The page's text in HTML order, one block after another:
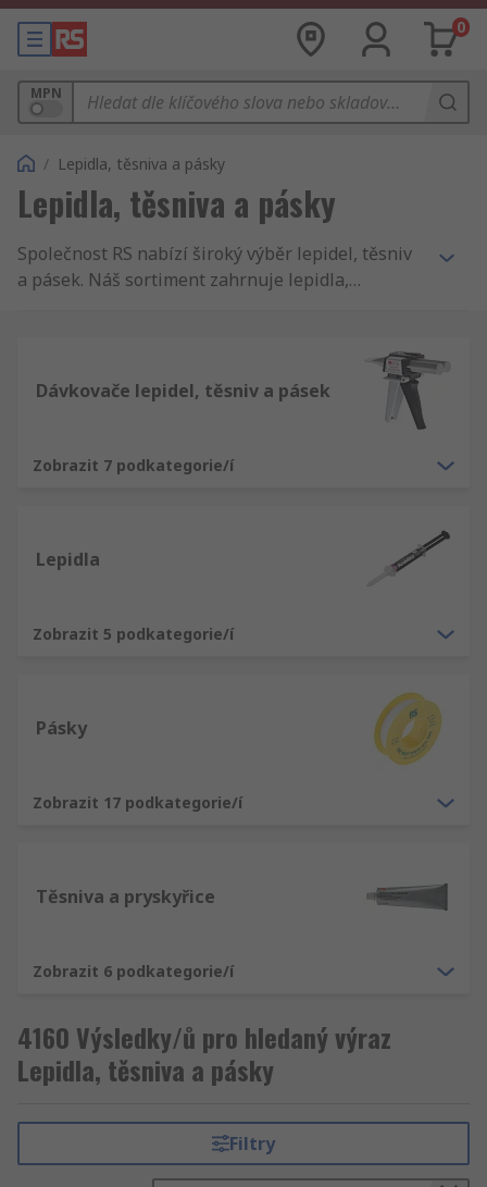
0
MPN
/ Lepidla, těsniva a pásky
Lepidla, těsniva a pásky
Společnost RS nabízí široký výběr lepidel, těsniv
a pásek. Náš sortiment zahrnuje lepidla,
materiály a těsnicí hmoty, sekundová lepidla a
materiály pro pojištění závitů od předních
Dávkovače lepidel, těsniv a pásek
Zobrazit 7 podkategorie/í
Lepidla
Zobrazit 5 podkategorie/í
Pásky
Zobrazit 17 podkategorie/í
Těsniva a pryskyřice
Zobrazit 6 podkategorie/í
4160 Výsledky/ů pro hledaný výraz
Lepidla, těsniva a pásky
Filtry